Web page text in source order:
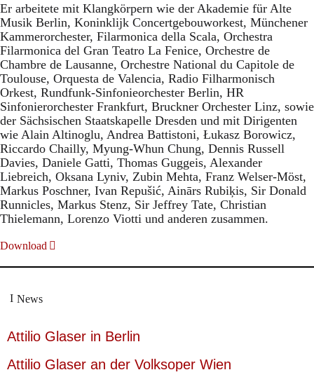
Er arbeitete mit Klangkörpern wie der Akademie für Alte
Musik Berlin, Koninklijk Concertgebouworkest, Münchener
Kammerorchester, Filarmonica della Scala, Orchestra
Filarmonica del Gran Teatro La Fenice, Orchestre de
Chambre de Lausanne, Orchestre National du Capitole de
Toulouse, Orquesta de Valencia, Radio Filharmonisch
Orkest, Rundfunk-Sinfonieorchester Berlin, HR
Sinfonierorchester Frankfurt, Bruckner Orchester Linz, sowie
der Sächsischen Staatskapelle Dresden und mit Dirigenten
wie Alain Altinoglu, Andrea Battistoni, Łukasz Borowicz,
Riccardo Chailly, Myung-Whun Chung, Dennis Russell
Davies, Daniele Gatti, Thomas Guggeis, Alexander
Liebreich, Oksana Lyniv, Zubin Mehta, Franz Welser-Möst,
Markus Poschner, Ivan Repušić, Ainārs Rubiķis, Sir Donald
Runnicles, Markus Stenz, Sir Jeffrey Tate, Christian
Thielemann, Lorenzo Viotti und anderen zusammen.
Download
News
Attilio Glaser in Berlin
Attilio Glaser an der Volksoper Wien